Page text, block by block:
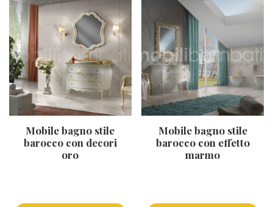
Mobile bagno stile
barocco con decori
oro
Mobile bagno stile
barocco con effetto
marmo